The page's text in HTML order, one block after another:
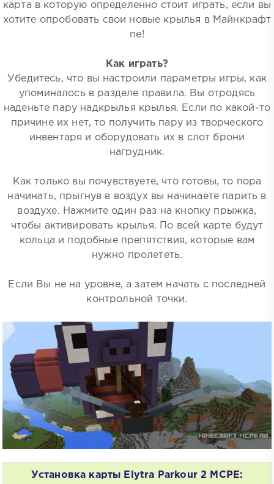
карта в которую определенно стоит играть, если вы
хотите опробовать свои новые крылья в Майнкрафт
пе!
Как играть?
Убедитесь, что вы настроили параметры игры, как
упоминалось в разделе правила. Вы отродясь
наденьте пару надкрылья крылья. Если по какой-то
причине их нет, то получить пару из творческого
инвентаря и оборудовать их в слот брони
нагрудник.
Как только вы почувствуете, что готовы, то пора
начинать, прыгнув в воздух вы начинаете парить в
воздухе. Нажмите один раз на кнопку прыжка,
чтобы активировать крылья. По всей карте будут
кольца и подобные препятствия, которые вам
нужно пролететь.
Если Вы не на уровне, а затем начать с последней
контрольной точки.
Установка карты Elytra Parkour 2 MCPE: